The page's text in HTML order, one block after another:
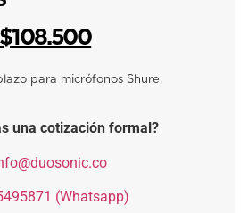
$108.500
para micrófonos Shure.
una cotización formal?
(Whatsapp)